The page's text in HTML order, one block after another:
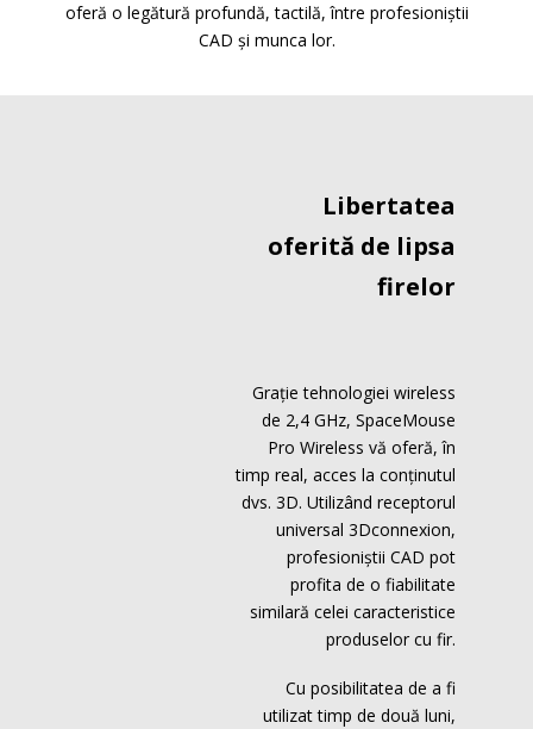
oferă o legătură profundă, tactilă, între profesioniștii
CAD și munca lor.
Libertatea
oferită de lipsa
firelor
Grație tehnologiei wireless
de 2,4 GHz, SpaceMouse
Pro Wireless vă oferă, în
timp real, acces la conținutul
dvs. 3D. Utilizând receptorul
universal 3Dconnexion,
profesioniștii CAD pot
profita de o fiabilitate
similară celei caracteristice
produselor cu fir.
Cu posibilitatea de a fi
utilizat timp de două luni,